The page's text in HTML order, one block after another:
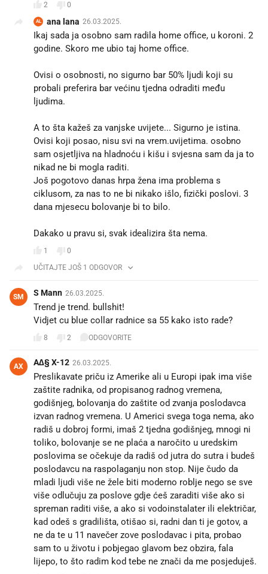
2 0
AL ana lana 26.03.2025.
Ikaj sada ja osobno sam radila home office, u koroni. 2
godine. Skoro me ubio taj home office.
Ovisi o osobnosti, no sigurno bar 50% ljudi koji su
probali preferira bar većinu tjedna odraditi među
ljudima.
A to šta kažeš za vanjske uvijete... Sigurno je istina.
Ovisi koji posao, nisu svi na vrem.uvijetima. osobno
sam osjetljiva na hladnoću i kišu i svjesna sam da ja to
nikad ne bi mogla raditi.
Još pogotovo danas hrpa žena ima problema s
ciklusom, za nas to ne bi nikako išlo, fizički poslovi. 3
dana mjesecu bolovanje bi to bilo.
Dakako u pravu si, svak idealizira šta nema.
1
0
UČITAJTE JOŠ 1 ODGOVOR
SM S Mann 26.03.2025.
Trend je trend. bullshit!
Vidjet cu blue collar radnice sa 55 kako isto rade? 😆
8 2 ODGOVORITE
AX A∆§ X-12 26.03.2025.
Preslikavate priču iz Amerike ali u Europi ipak ima više
zaštite radnika, od propisanog radnog vremena,
godišnjeg, bolovanja do zaštite od zvanja poslodavca
izvan radnog vremena. U Americi svega toga nema, ako
radiš u dobroj formi, imaš 2 tjedna godišnjeg, mnogi ni
toliko, bolovanje se ne plaća a naročito u uredskim
poslovima se očekuje da radiš od jutra do sutra i budeš
poslodavcu na raspolaganju non stop. Nije čudo da
mladi ljudi više ne žele biti moderno roblje nego se sve
više odlučuju za poslove gdje ćeš zaraditi više ako si
spreman raditi više, a ako si vodoinstalater ili električar,
kad odeš s gradilišta, otišao si, radni dan ti je gotov, a
ne da te u 11 navečer zove poslodavac i pita, probao
sam to u životu i pobjegao glavom bez obzira, fala
lijepo, to što radim kod tebe ne znači da me posjeduješ.